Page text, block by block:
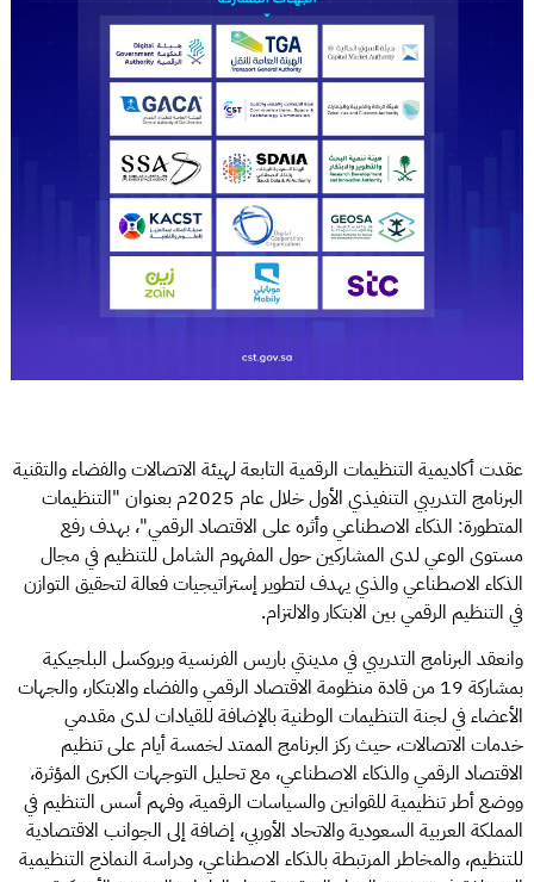
عقدت أكاديمية التنظيمات الرقمية التابعة لهيئة الاتصالات والفضاء والتقنية
البرنامج التدريبي التنفيذي الأول خلال عام 2025م بعنوان "التنظيمات
المتطورة: الذكاء الاصطناعي وأثره على الاقتصاد الرقمي"، بهدف رفع
مستوى الوعي لدى المشاركين حول المفهوم الشامل للتنظيم في مجال
الذكاء الاصطناعي والذي يهدف لتطوير إستراتيجيات فعالة لتحقيق التوازن
في التنظيم الرقمي بين الابتكار والالتزام.
وانعقد البرنامج التدريبي في مدينتي باريس الفرنسية وبروكسل البلجيكية
بمشاركة 19 من قادة منظومة الاقتصاد الرقمي والفضاء والابتكار، والجهات
الأعضاء في لجنة التنظيمات الوطنية بالإضافة للقيادات لدى مقدمي
خدمات الاتصالات، حيث ركز البرنامج الممتد لخمسة أيام على تنظيم
الاقتصاد الرقمي والذكاء الاصطناعي، مع تحليل التوجهات الكبرى المؤثرة،
ووضع أطر تنظيمية للقوانين والسياسات الرقمية، وفهم أسس التنظيم في
المملكة العربية السعودية والاتحاد الأوربي، إضافة إلى الجوانب الاقتصادية
للتنظيم، والمخاطر المرتبطة بالذكاء الاصطناعي، ودراسة النماذج التنظيمية